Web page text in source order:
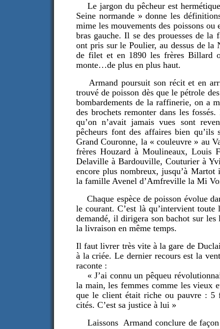
Le jargon du pêcheur est
Seine normande » donne les
mime les mouvements des poissons
bras gauche. Il se des prouesses de
ont pris sur le Poulier, au dessus de
de filet et en 1890 les frères Billard
monte…de plus en plus haut.
Armand poursuit son récit et en
trouvé de poisson dès que le pétrole
bombardements de la raffinerie, on a
des brochets remonter dans les
qu’on n’avait jamais vues sont
pêcheurs font des affaires bien
Grand Couronne, la « couleuvre » au
frères Houzard à Moulineaux, Louis
Delaville à Bardouville, Couturier à
encore plus nombreux, jusqu’à
la famille Avenel d’Amfreville la Mi
Chaque espèce de poisson évolue
le courant. C’est là qu’intervient toute
demandé, il dirigera son bachot sur
la livraison en même temps.
Il faut livrer très vite à la gare de
à la criée. Le dernier recours est la
raconte :
« J’ai connu un pêqueu
la main, les femmes comme les vieux
que le client était riche ou pauvre : 5
cités. C’est sa justice à lui »
Laissons Armand conclure de façon